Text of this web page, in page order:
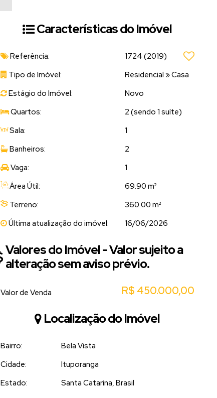
Características do Imóvel
Referência: 1724 (2019)
Tipo de Imóvel:
Residencial »Casa
Estágio do Imóvel:
Novo
Quartos:
2 (sendo 1 suíte)
Sala:
1
Banheiros:
2
Vaga:
1
Área Útil:
69.90 m²
Terreno:
360.00 m²
Última atualização do imóvel:
16/06/2026
Valores do Imóvel - Valor sujeito a
alteração sem aviso prévio.
R$ 450.000,00
Valor de Venda
Localização do Imóvel
Bairro:
Bela Vista
Cidade:
Ituporanga
Estado:
Santa Catarina, Brasil